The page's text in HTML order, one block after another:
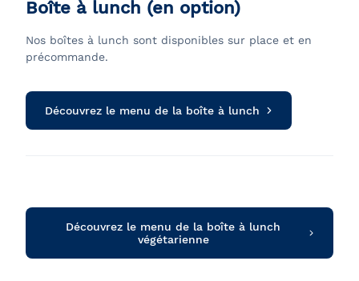
Boîte à lunch (en option)
Nos boîtes à lunch sont disponibles sur place et en
précommande.
Découvrez le menu de la boîte à lunch
Découvrez le menu de la boîte à lunch
végétarienne